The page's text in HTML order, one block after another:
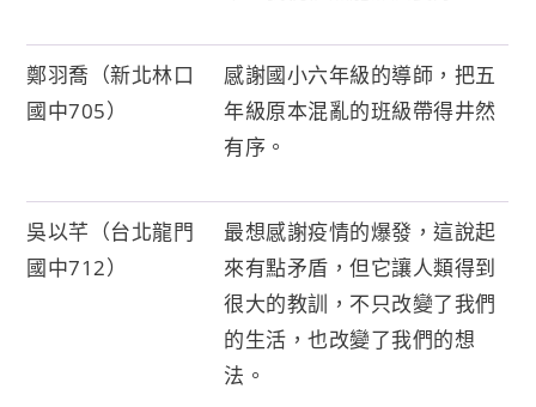
鄭羽喬（新北林口
國中705）
感謝國小六年級的導師，把五
年級原本混亂的班級帶得井然
有序。
吳以芊（台北龍門
國中712）
最想感謝疫情的爆發，這說起
來有點矛盾，但它讓人類得到
很大的教訓，不只改變了我們
的生活，也改變了我們的想
法。